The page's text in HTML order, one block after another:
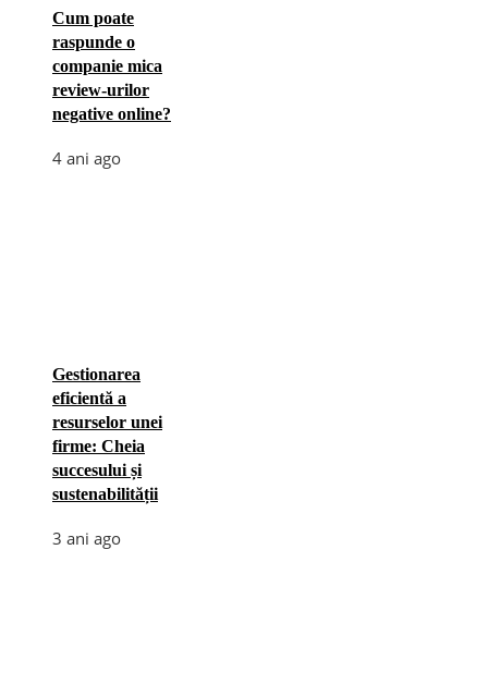
Cum poate
raspunde o
companie mica
review-urilor
negative online?
4 ani ago
Gestionarea
eficientă a
resurselor unei
firme: Cheia
succesului și
sustenabilității
3 ani ago